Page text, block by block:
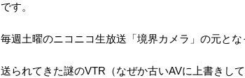
です。
毎週土曜のニコニコ生放送「境界カメラ」の元とな
送られてきた謎のVTR（なぜか古いAVに上書きし